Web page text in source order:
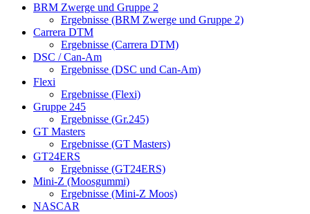
BRM Zwerge und Gruppe 2
Ergebnisse (BRM Zwerge und Gruppe 2)
Carrera DTM
Ergebnisse (Carrera DTM)
DSC / Can-Am
Ergebnisse (DSC und Can-Am)
Flexi
Ergebnisse (Flexi)
Gruppe 245
Ergebnisse (Gr.245)
GT Masters
Ergebnisse (GT Masters)
GT24ERS
Ergebnisse (GT24ERS)
Mini-Z (Moosgummi)
Ergebnisse (Mini-Z Moos)
NASCAR